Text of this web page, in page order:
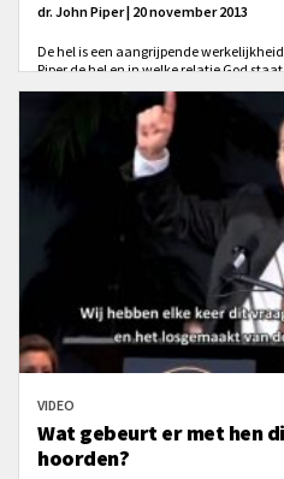
dr. John Piper | 20 november 2013
De hel is een aangrijpende
Piper de hel en in welke relatie God
VIDEO
Wat gebeurt er met hen
hoorden?